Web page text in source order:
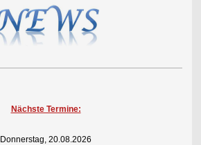
Nächste Termine:
Donnerstag, 20.08.2026